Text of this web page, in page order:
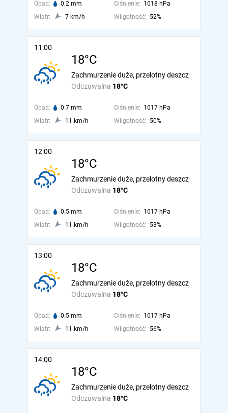
Opad: 0.2 mm Ciśnienie: 1018 hPa
Wiatr:
7 km/h Wilgotność: 52%
11:00
18°C
Odczuwalna 18°C
Zachmurzenie duże, przelotny deszcz
Opad: 0.7 mm Ciśnienie: 1017 hPa
Wiatr:
11 km/h Wilgotność: 50%
12:00
18°C
Odczuwalna 18°C
Zachmurzenie duże, przelotny deszcz
Opad: 0.5 mm Ciśnienie: 1017 hPa
Wiatr:
11 km/h Wilgotność: 53%
13:00
18°C
Odczuwalna 18°C
Zachmurzenie duże, przelotny deszcz
Opad: 0.5 mm Ciśnienie: 1017 hPa
Wiatr:
11 km/h Wilgotność: 56%
14:00
18°C
Odczuwalna 18°C
Zachmurzenie duże, przelotny deszcz